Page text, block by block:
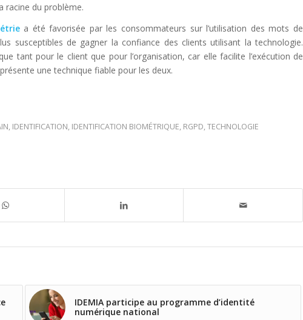
racine du problème.
a été favorisée par les consommateurs sur l’utilisation des mots de
susceptibles de gagner la confiance des clients utilisant la technologie.
tant pour le client que pour l’organisation, car elle facilite l’exécution de
une technique fiable pour les deux.
, IDENTIFICATION, IDENTIFICATION BIOMÉTRIQUE, RGPD, TECHNOLOGIE
IDEMIA participe au programme d’identité
numérique national